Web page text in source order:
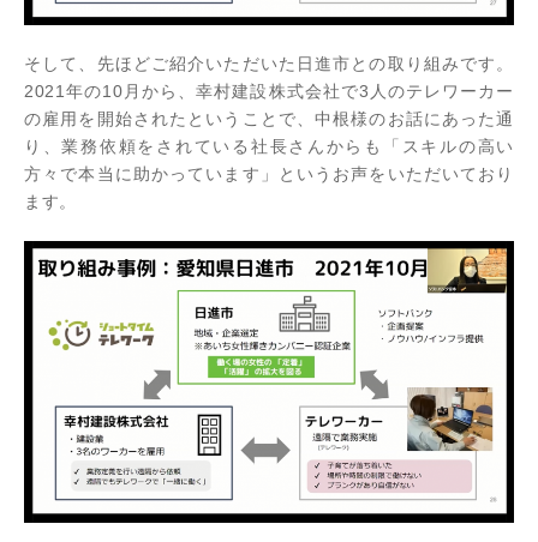
そして、先ほどご紹介いただいた日進市との取り組みです。
2021年の10月から、幸村建設株式会社で3人のテレワーカー
の雇用を開始されたということで、中根様のお話にあった通
り、業務依頼をされている社長さんからも「スキルの高い
方々で本当に助かっています」というお声をいただいており
ます。